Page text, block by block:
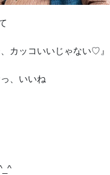
カッコいいじゃない♡』
、いいね